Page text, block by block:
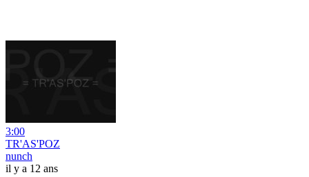
3:00
TR'AS'POZ
nunch
il y a 12 ans